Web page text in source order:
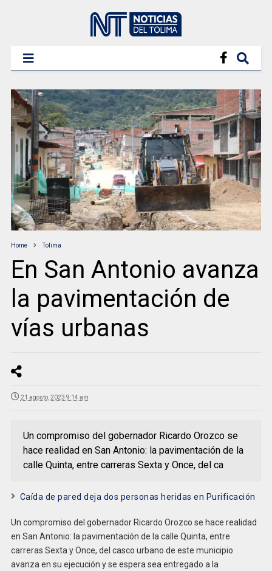
Home Tolima
En San Antonio avanza
la pavimentación de
vías urbanas
21 agosto, 2023 9:14 am
Un compromiso del gobernador Ricardo Orozco se
hace realidad en San Antonio: la pavimentación de la
calle Quinta, entre carreras Sexta y Once, del ca
Caída de pared deja dos personas heridas en Purificación
Un compromiso del gobernador Ricardo Orozco se hace realidad
en San Antonio: la pavimentación de la calle Quinta, entre
carreras Sexta y Once, del casco urbano de este municipio
avanza en su ejecución y se espera sea entregado a la